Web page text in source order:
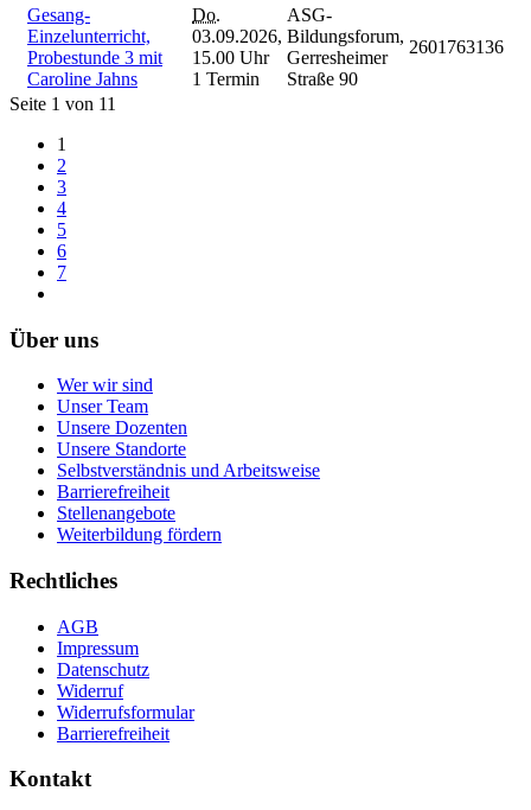
Gesang-
Einzelunterricht,
Probestunde 3 mit
Caroline Jahns
Do.
03.09.2026,
15.00 Uhr
1 Termin
ASG-
Bildungsforum,
Gerresheimer
Straße 90
2601763136
Seite 1 von 11
1
2
3
4
5
6
7
Über uns
Wer wir sind
Unser Team
Unsere Dozenten
Unsere Standorte
Selbstverständnis und Arbeitsweise
Barrierefreiheit
Stellenangebote
Weiterbildung fördern
Rechtliches
AGB
Impressum
Datenschutz
Widerruf
Widerrufsformular
Barrierefreiheit
Kontakt